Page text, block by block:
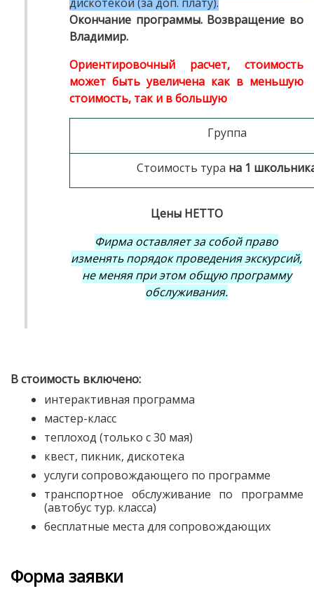
Окончание программы. Возвращение во
Владимир.
Ориентировочный расчет, стоимость
может быть увеличена как в меньшую
стоимость, так и в большую
Группа
Стоимость тура на 1
Цены НЕТТО
Фирма оставляет за собой право
изменять порядок проведения экскурсий,
не меняя при этом общую программу
обслуживания.
В стоимость включено:
интерактивная программа
мастер-класс
теплоход (только с 30 мая)
квест, пикник, дискотека
услуги сопровождающего по программе
транспортное обслуживание по программе
(автобус тур. класса)
бесплатные места для сопровождающих
Форма заявки